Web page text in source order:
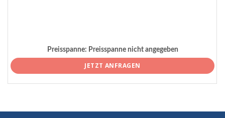
Preisspanne: Preisspanne nicht angegeben
JETZT ANFRAGEN